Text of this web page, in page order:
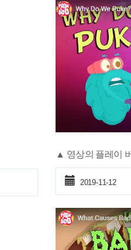
▲ 영상의 플레이
2019-11-12